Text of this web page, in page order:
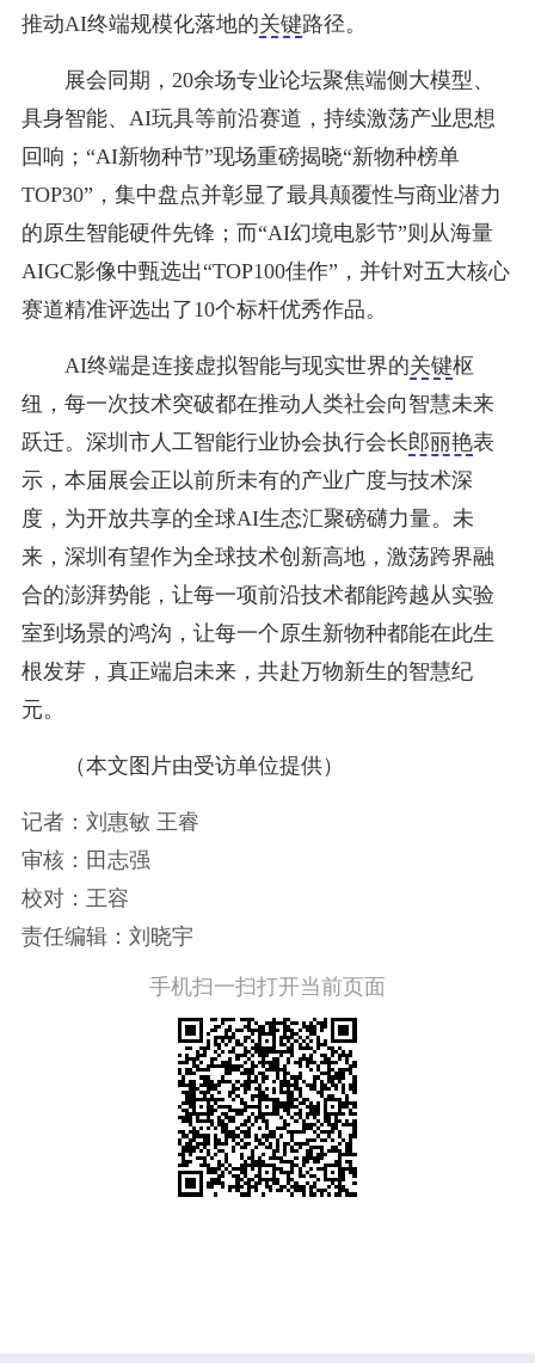
推动AI终端规模化落地的关键路径。
展会同期，20余场专业论坛聚焦端侧大模型、
具身智能、AI玩具等前沿赛道，持续激荡产业思想
回响；“AI新物种节”现场重磅揭晓“新物种榜单
TOP30”，集中盘点并彰显了最具颠覆性与商业潜力
的原生智能硬件先锋；而“AI幻境电影节”则从海量
AIGC影像中甄选出“TOP100佳作”，并针对五大核心
赛道精准评选出了10个标杆优秀作品。
AI终端是连接虚拟智能与现实世界的关键枢
纽，每一次技术突破都在推动人类社会向智慧未来
跃迁。深圳市人工智能行业协会执行会长郎丽艳表
示，本届展会正以前所未有的产业广度与技术深
度，为开放共享的全球AI生态汇聚磅礴力量。未
来，深圳有望作为全球技术创新高地，激荡跨界融
合的澎湃势能，让每一项前沿技术都能跨越从实验
室到场景的鸿沟，让每一个原生新物种都能在此生
根发芽，真正端启未来，共赴万物新生的智慧纪
元。
（本文图片由受访单位提供）
记者：刘惠敏 王睿
审核：田志强
校对：王容
责任编辑：刘晓宇
手机扫一扫打开当前页面